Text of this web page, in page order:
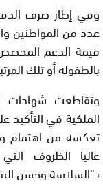
وفي إطار صرف
عدد من المواطنين
قيمة الدعم
بالطفولة أو تلك
وتقاطعت شهادات
الملكية في
تعكسه من اهتمام
عاليا الظروف
بـ”السلاسة وحسن